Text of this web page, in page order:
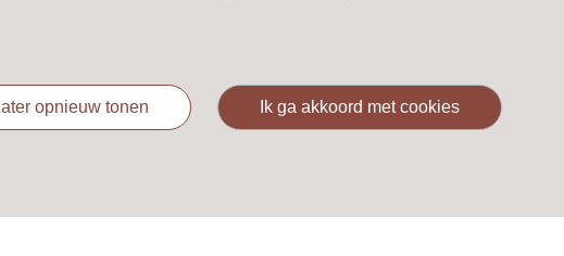
ik ga akkoord met cookies
later opnieuw tonen